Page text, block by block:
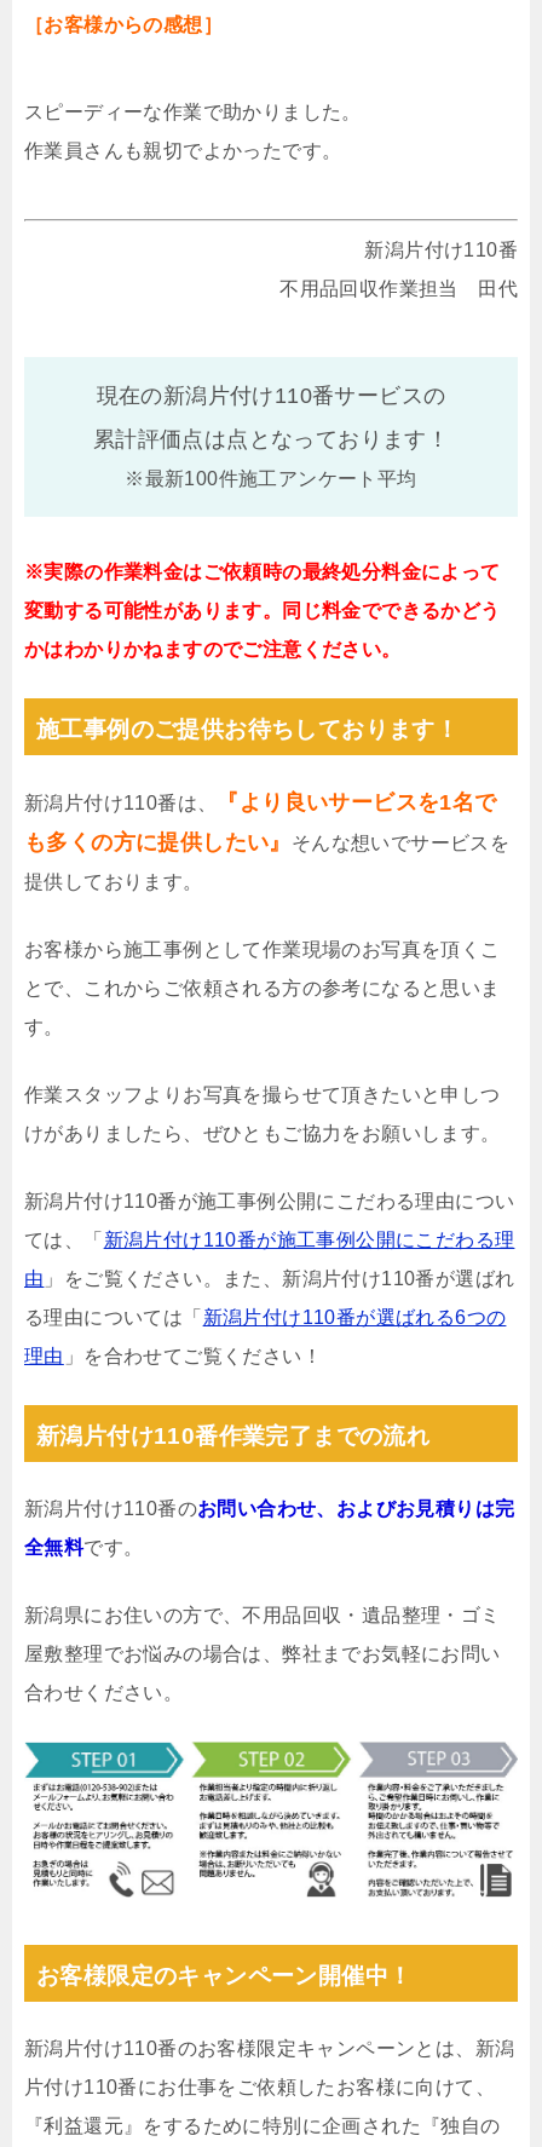
［お客様からの感想］
スピーディーな作業で助かりました。
作業員さんも親切でよかったです。
新潟片付け110番
不用品回収作業担当 田代
現在の新潟片付け110番サービスの
累計評価点は点となっております！
※最新100件施工アンケート平均
※実際の作業料金はご依頼時の最終処分料金によって
変動する可能性があります。同じ料金でできるかどう
かはわかりかねますのでご注意ください。
施工事例のご提供お待ちしております！
新潟片付け110番は、
『より良いサービスを1名で
も多くの方に提供したい』
そんな想いでサービスを
提供しております。
お客様から施工事例として作業現場のお写真を頂くこ
とで、これからご依頼される方の参考になると思いま
す。
作業スタッフよりお写真を撮らせて頂きたいと申しつ
けがありましたら、ぜひともご協力をお願いします。
新潟片付け110番が施工事例公開にこだわる理由につい
ては、「 新潟片付け110番が施工事例公開にこだわる理
由 」をご覧ください。また、新潟片付け110番が選ばれ
る理由については「 新潟片付け110番が選ばれる6つの
理由 」を合わせてご覧ください！
新潟片付け110番作業完了までの流れ
新潟片付け110番のお問い合わせ、およびお見積りは完
全無料です。
新潟県にお住いの方で、不用品回収・遺品整理・ゴミ
屋敷整理でお悩みの場合は、弊社までお気軽にお問い
合わせください。
お客様限定のキャンペーン開催中！
新潟片付け110番のお客様限定キャンペーンとは、新潟
片付け110番にお仕事をご依頼したお客様に向けて、
『利益還元』をするために特別に企画された『独自の